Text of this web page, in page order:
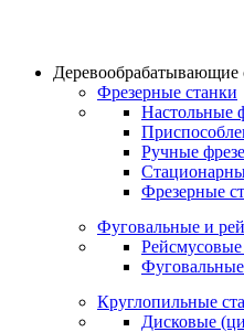
Деревообрабатывающие
Фрезерные станки
Настольные
Ручные
Фрезерные
Фуговальные и
Рейсмусовые
Круглопильные
Дисковые